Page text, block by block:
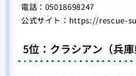
電話：05018698247
公式サイト： https://rescue-
5位：クラシアン（兵庫